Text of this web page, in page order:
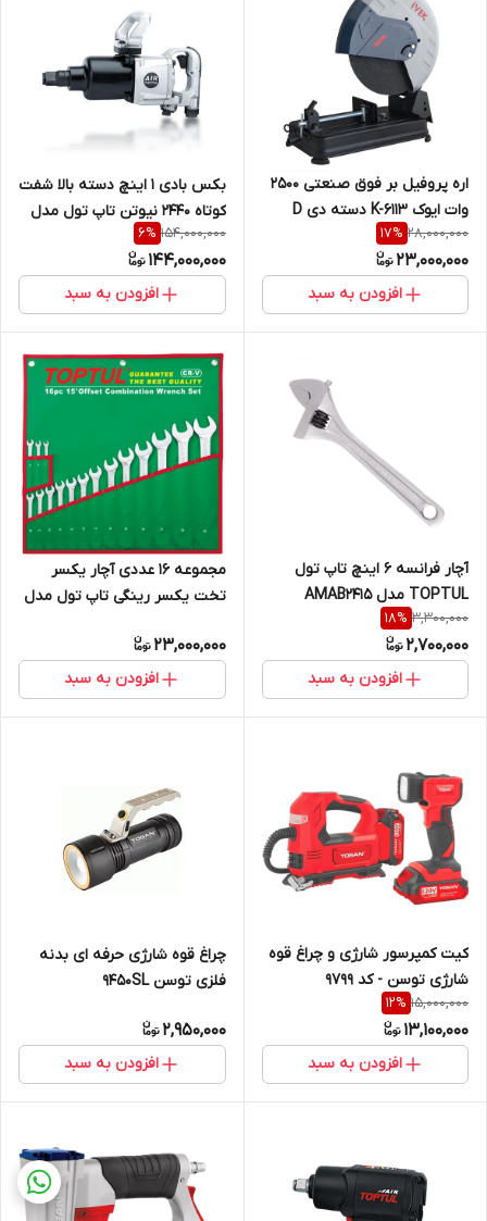
اره پروفیل بر فوق صنعتی 2500
وات ایوک K-6113 دسته دی D
28,000,000
17%
23,000,000
افزودن به سبد
بکس بادی 1 اینچ دسته بالا شفت
کوتاه 2440 نیوتن تاپ تول مدل
KAAA321808
154,000,000
6%
144,000,000
افزودن به سبد
آچار فرانسه 6 اینچ تاپ تول
TOPTUL مدل AMAB2415
3,300,000
18%
2,700,000
افزودن به سبد
مجموعه 16 عددی آچار یکسر
تخت یکسر رینگی تاپ تول مدل
23,000,000
افزودن به سبد
کیت کمپرسور شارژی و چراغ قوه
شارژی توسن - کد 9799
15,000,000
12%
13,100,000
افزودن به سبد
چراغ قوه شارژی حرفه ای بدنه
فلزی توسن 9450SL
2,950,000
افزودن به سبد